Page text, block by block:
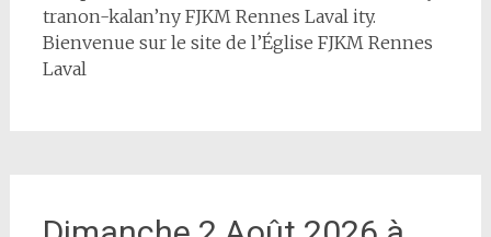
tranon-kalan’ny FJKM Rennes Laval ity.
Bienvenue sur le site de l’Église FJKM Rennes
Laval